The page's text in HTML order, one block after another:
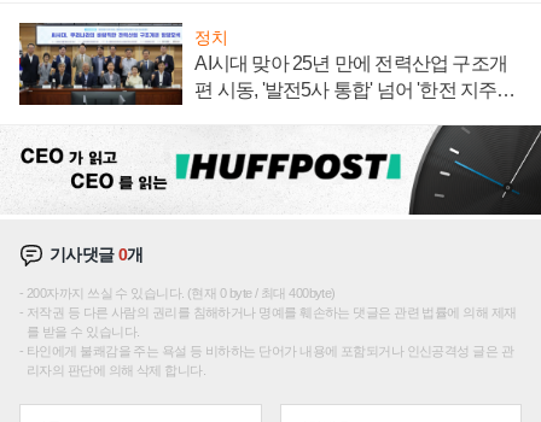
정치
AI시대 맞아 25년 만에 전력산업 구조개
편 시동, '발전5사 통합' 넘어 '한전 지주사'
기사댓글0개
200자까지 쓰실 수 있습니다. (현재 0 byte / 최대 400byte)
저작권 등 다른 사람의 권리를 침해하거나 명예를 훼손하는 댓글은 관련 법률에 의해 제재
를 받을 수 있습니다.
타인에게 불쾌감을 주는 욕설 등 비하하는 단어가 내용에 포함되거나 인신공격성 글은 관
리자의 판단에 의해 삭제 합니다.